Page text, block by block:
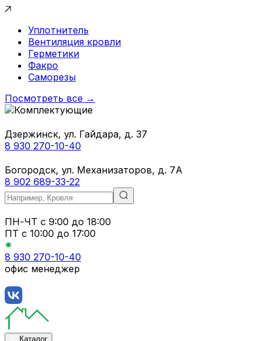
Уплотнитель
Вентиляция кровли
Герметики
Факро
Саморезы
Посмотреть все →
Дзержинск, ул. Гайдара, д. 37
8 930 270-10-40
Богородск, ул. Механизаторов, д. 7А
8 902 689-33-22
ПН-ЧТ с 9:00 до 18:00
ПТ с 10:00 до 17:00
8 930 270-10-40
офис менеджер
Каталог